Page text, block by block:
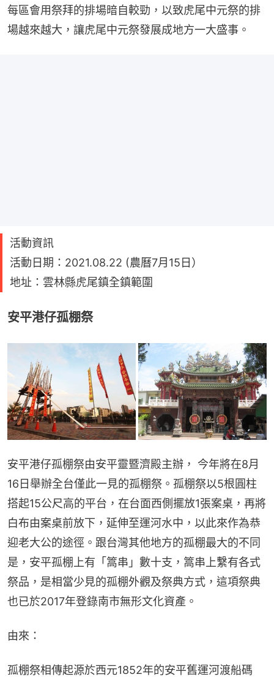
每區會用祭拜的排場暗自較勁，以致虎尾中元祭的排
場越來越大，讓虎尾中元祭發展成地方一大盛事。
活動資訊
活動日期：2021.08.22 (農曆7月15日）
地址：雲林縣虎尾鎮全鎮範圍
安平港仔孤棚祭
安平港仔孤棚祭由安平靈暨濟殿主辦， 今年將在8月
16日舉辦全台僅此一見的孤棚祭。孤棚祭以5根圓柱
搭起15公尺高的平台，在台面西側擺放1張案桌，再將
白布由案桌前放下，延伸至運河水中，以此來作為恭
迎老大公的途徑。跟台灣其他地方的孤棚最大的不同
是，安平孤棚上有「篙串」數十支，篙串上繫有各式
祭品，是相當少見的孤棚外觀及祭典方式，這項祭典
也已於2017年登錄南市無形文化資產。
由來：
孤棚祭相傳起源於西元1852年的安平舊運河渡船碼